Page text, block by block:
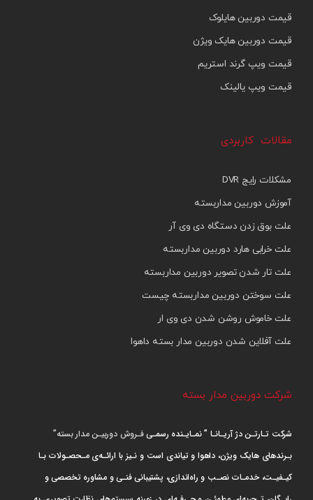
قیمت دوربین هایلوک
قیمت دوربین هایک ویژن
قیمت ویپ گرند استریم
قیمت ویپ یالینک
مقالات کاربردی
مشکلات رایج DVR
آموزش دوربین مداربسته
علت بوق زدن دستگاه دی وی آر
علت خرابی هارد دوربین مداربسته
علت تار شدن تصویر دوربین مداربسته
علت سوختن دوربین مداربسته چیست
علت خاموش روشن شدن دی وی ار
علت آفلاین شدن دوربین مدار بسته داهوا
شرکت دوربین مدار بسته
شرکت تـارتـن دژ آریـانـا ” نمـایـنده رسمـیفـروش دوربیـن مدار بسته”
بـرندهای هایک ویژن، داهوا و تیاندی است و نـیز با ارائـه‌ی مـحصـولات بـا
کیـفیـت، خدمـات نصـب و راه‌اندازی، پشتیبانی فنـی و مشاوره تخصصی و